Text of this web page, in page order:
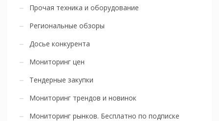
Прочая техника и оборудование
Региональные обзоры
Досье конкурента
Мониторинг цен
Тендерные закупки
Мониторинг трендов и новинок
Мониторинг рынков. Бесплатно по подписке